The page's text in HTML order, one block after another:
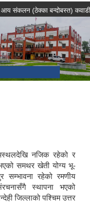
(ठेक्का बन्दोबस्त) कवाडी कर
नजिक रहेको र
भएको समथर खेती योग्य भू-
सम्भावना रहेको रमणीय
स्थापना भएको
जिल्लाको पश्चिम उत्तर